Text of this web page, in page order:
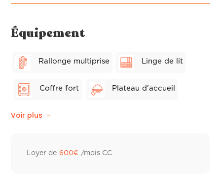
Équipement
Rallonge multiprise Linge de lit
Coffre fort Plateau d'accueil
Wifi fibre
Voir plus
Loyer de 600€ /mois CC